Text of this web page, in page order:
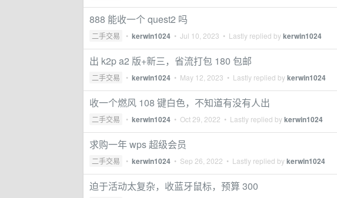
888 能收一个 quest2 吗
二手交易 • kerwin1024 • Jul 10, 2023 • Lastly replied bykerwin1024
出 k2p a2 版+新三，省流打包 180 包邮
二手交易 • kerwin1024 • May 12, 2023 • Lastly replied bykerwin1024
收一个燃风 108 键白色，不知道有没有人出
二手交易 • kerwin1024 • Oct 29, 2022 • Lastly replied bykerwin1024
求购一年 wps 超级会员
二手交易 • kerwin1024 • Sep 26, 2022 • Lastly replied bykerwin1024
迫于活动太复杂，收蓝牙鼠标，预算 300